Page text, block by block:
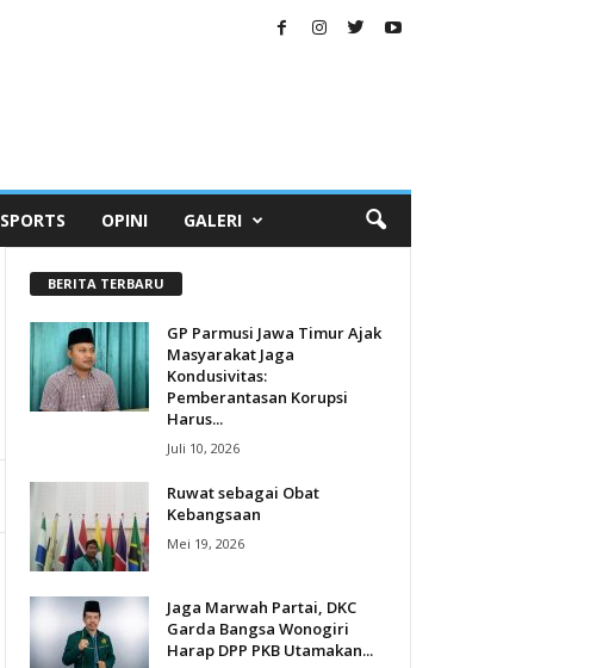
SPORTS OPINI GALERI
BERITA TERBARU
GP Parmusi Jawa Timur Ajak
Masyarakat Jaga
Kondusivitas:
Pemberantasan Korupsi
Harus...
Juli 10, 2026
Ruwat sebagai Obat
Kebangsaan
Mei 19, 2026
Jaga Marwah Partai, DKC
Garda Bangsa Wonogiri
Harap DPP PKB Utamakan...